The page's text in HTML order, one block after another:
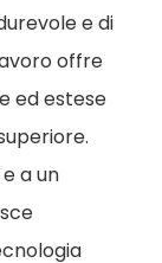
e di
offre
ed estese
a un